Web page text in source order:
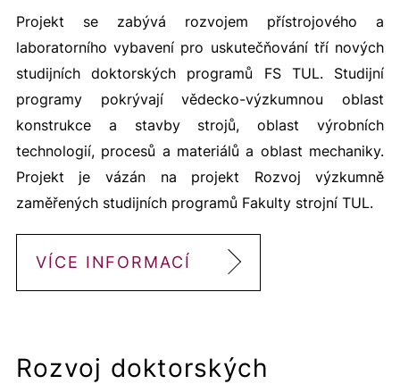
Projekt se zabývá rozvojem přístrojového a
laboratorního vybavení pro uskutečňování tří nových
studijních doktorských programů FS TUL. Studijní
programy pokrývají vědecko-výzkumnou oblast
konstrukce a stavby strojů, oblast výrobních
technologií, procesů a materiálů a oblast mechaniky.
Projekt je vázán na projekt Rozvoj výzkumně
zaměřených studijních programů Fakulty strojní TUL.
VÍCE INFORMACÍ
Rozvoj doktorských